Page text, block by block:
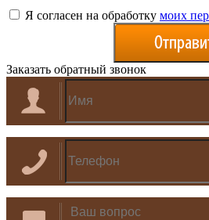
Я согласен на обработку моих
Заказать обратный звонок